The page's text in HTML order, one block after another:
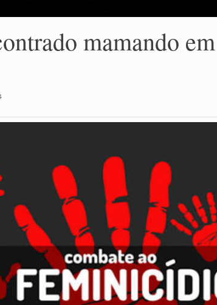
mamando